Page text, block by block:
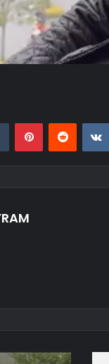
Tumblr PinterestReddit